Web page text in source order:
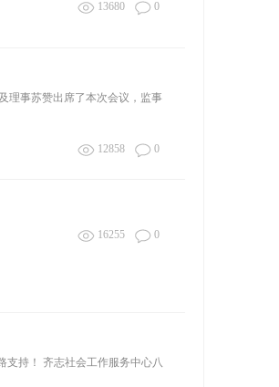
13680 0
理事苏赞出席了本次会议，监事
12858 0
16255 0
支持！ 齐志社会工作服务中心八